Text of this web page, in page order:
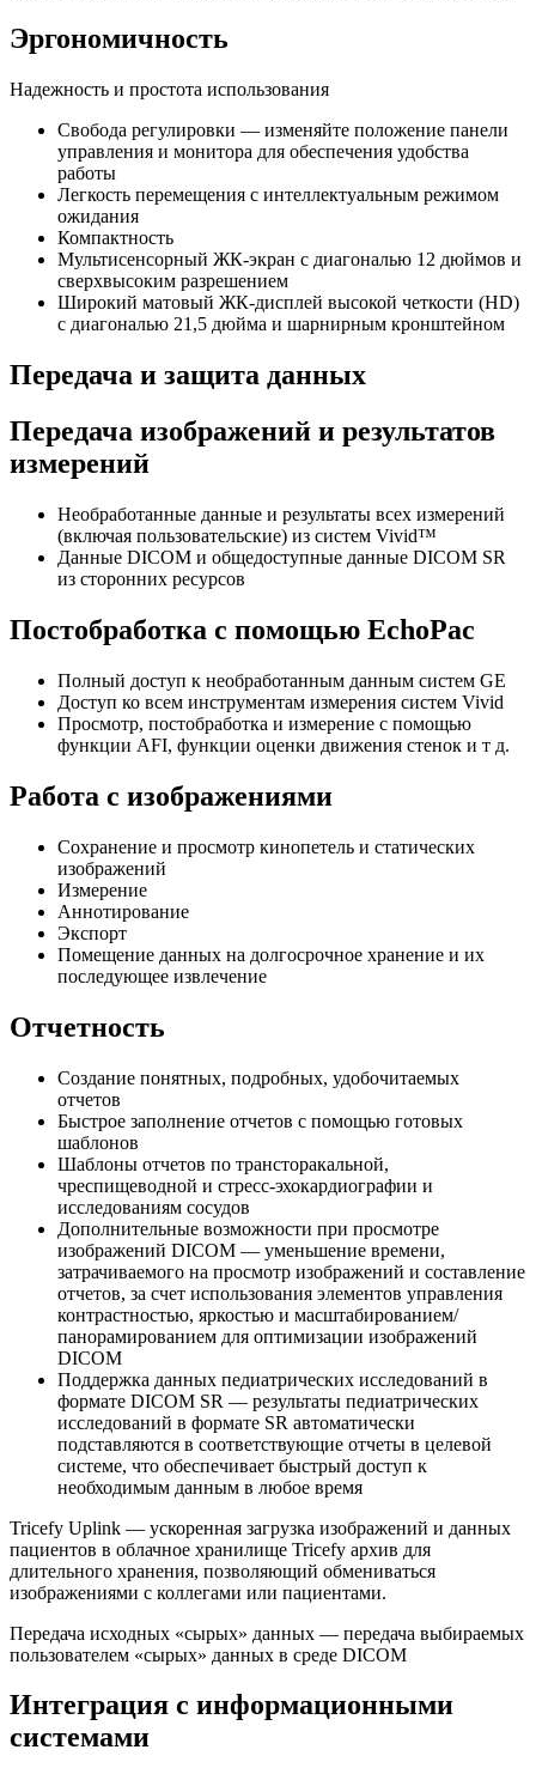
Эргономичность
Надежность и простота использования
Свобода регулировки — изменяйте положение панели
управления и монитора для обеспечения удобства
работы
Легкость перемещения с интеллектуальным режимом
ожидания
Компактность
Мультисенсорный ЖК-экран с диагональю 12 дюймов и
сверхвысоким разрешением
Широкий матовый ЖК-дисплей высокой четкости (HD)
с диагональю 21,5 дюйма и шарнирным кронштейном
Передача и защита данных
Передача изображений и результатов
измерений
Необработанные данные и результаты всех измерений
(включая пользовательские) из систем Vivid™
Данные DICOM и общедоступные данные DICOM SR
из сторонних ресурсов
Постобработка с помощью EchoPac
Полный доступ к необработанным данным систем GE
Доступ ко всем инструментам измерения систем Vivid
Просмотр, постобработка и измерение с помощью
функции AFI, функции оценки движения стенок и т д.
Работа с изображениями
Сохранение и просмотр кинопетель и статических
изображений
Измерение
Аннотирование
Экспорт
Помещение данных на долгосрочное хранение и их
последующее извлечение
Отчетность
Создание понятных, подробных, удобочитаемых
отчетов
Быстрое заполнение отчетов с помощью готовых
шаблонов
Шаблоны отчетов по трансторакальной,
чреспищеводной и стресс-эхокардиографии и
исследованиям сосудов
Дополнительные возможности при просмотре
изображений DICOM — уменьшение времени,
затрачиваемого на просмотр изображений и составление
отчетов, за счет использования элементов управления
контрастностью, яркостью и масштабированием/
панорамированием для оптимизации изображений
DICOM
Поддержка данных педиатрических исследований в
формате DICOM SR — результаты педиатрических
исследований в формате SR автоматически
подставляются в соответствующие отчеты в целевой
системе, что обеспечивает быстрый доступ к
необходимым данным в любое время
Tricefy Uplink — ускоренная загрузка изображений и данных
пациентов в облачное хранилище Tricefy архив для
длительного хранения, позволяющий обмениваться
изображениями с коллегами или пациентами.
Передача исходных «сырых» данных — передача выбираемых
пользователем «сырых» данных в среде DICOM
Интеграция с информационными
системами